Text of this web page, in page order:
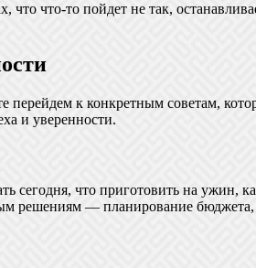
что-то пойдет не так,
к конкретным советам,
и уверенности.
сегодня, что приготовить на ужин,
решениям — планирование бюджета,